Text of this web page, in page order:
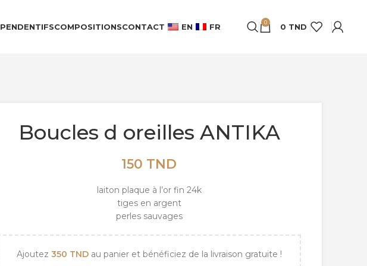
PENDENTIFSCOMPOSITIONSCONTACT EN FR 0 0 TND
Boucles d oreilles ANTIKA
150 TND
laiton plaque à l’or fin 24k
tiges en argent
perles sauvages
Ajoutez 350 TNDau panier et bénéficiez de la livraison gratuite !